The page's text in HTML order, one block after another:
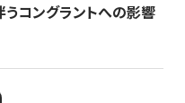
うコングラントへの影響